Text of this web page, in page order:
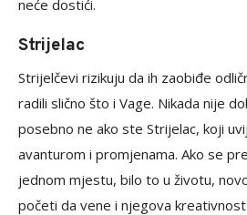
neće dostići.
Strijelac
Strijelčevi rizikuju da ih zaobiđe
radili slično što i Vage. Nikada nije
posebno ne ako ste Strijelac, koji
avanturom i promjenama. Ako se
jednom mjestu, bilo to u životu,
početi da vene i njegova